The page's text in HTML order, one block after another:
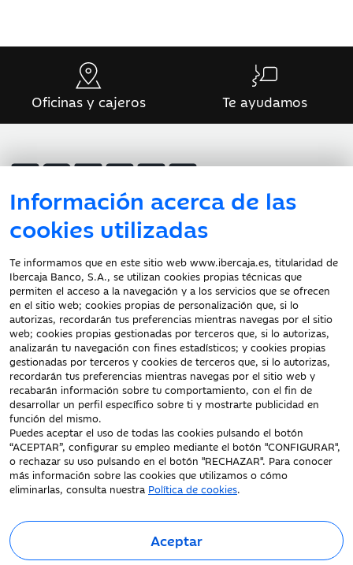
Información acerca de las
cookies utilizadas
Te informamos que en este sitio web www.ibercaja.es, titularidad de
Ibercaja Banco, S.A., se utilizan cookies propias técnicas que
permiten el acceso a la navegación y a los servicios que se ofrecen
en el sitio web; cookies propias de personalización que, si lo
autorizas, recordarán tus preferencias mientras navegas por el sitio
web; cookies propias gestionadas por terceros que, si lo autorizas,
analizarán tu navegación con fines estadísticos; y cookies propias
gestionadas por terceros y cookies de terceros que, si lo autorizas,
recordarán tus preferencias mientras navegas por el sitio web y
recabarán información sobre tu comportamiento, con el fin de
desarrollar un perfil específico sobre ti y mostrarte publicidad en
función del mismo.
Puedes aceptar el uso de todas las cookies pulsando el botón
“ACEPTAR”, configurar su empleo mediante el botón "CONFIGURAR",
o rechazar su uso pulsando en el botón "RECHAZAR". Para conocer
más información sobre las cookies que utilizamos o cómo
eliminarlas, consulta nuestra Política de cookies.
Aceptar
Oficinas y cajeros Te ayudamos
Atención al cliente
Documentación a clientes
Aviso Legal
Protección datos
personales
Tarifas y Cotizaciones
Tablón de Anuncios
Política de cookies
Declaración de
accesibilidad
Fecha de Edición: 08/08/2026